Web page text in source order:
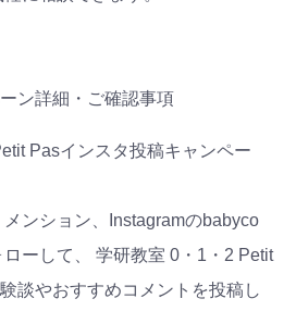
ン詳細・ご確認事項
Pasインスタ投稿キャンペー
ンション、Instagramのbabyco
ーして、 学研教室 0・1・2 Petit
談やおすすめコメントを投稿し
暮らし